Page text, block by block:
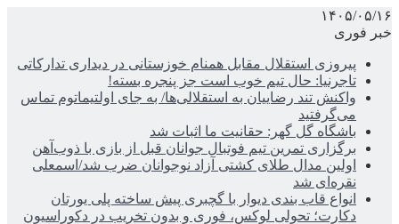
۱۴۰۵/۰۵/۱۶
خبر فوری
پیروزی استقلال مقابل همنام خوزستانی در دیداری تدارکاتی
تاجرنیا: حال تیم خوب است جز پنجره بسته!
واکنش تند رضاییان به استقلالی‌ها/ به جای اولتیماتوم تماس
می‌گرفتید
باشگاه گل گهر: حقانیت ما اثبات شد
برگزاری تمرین تیم فوتبال جوانان قبل از بازی با ذوب‌آهن
اولین مدال طلای کشتی آزاد نوجوانان ضرب شد/اسمعلی
نقره‌ای شد
انواع قاب بندی دیوار با گچبری پیش ساخته پلی یورتان
دکارت؛ تحولی لوکس، فوری و بدون تخریب در دکوراسیون